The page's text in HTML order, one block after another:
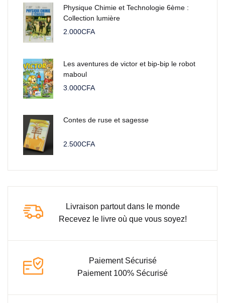
Physique Chimie et Technologie 6ème :
Collection lumière
2.000CFA
Les aventures de victor et bip-bip le robot
maboul
3.000CFA
Contes de ruse et sagesse
2.500CFA
Livraison partout dans le monde
Recevez le livre où que vous soyez!
Paiement Sécurisé
Paiement 100% Sécurisé